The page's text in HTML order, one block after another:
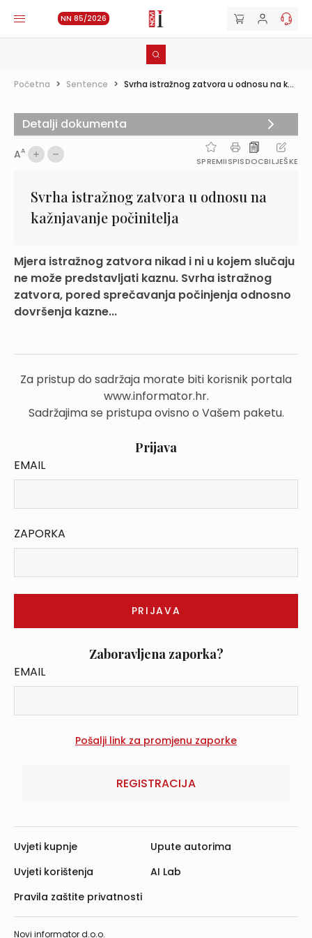
NN 85/2026
Početna > Sentence > Svrha istražnog zatvora u odnosu na k...
AA
SPREMIISPISDOCBILJEŠKE
Svrha istražnog zatvora u odnosu na
kažnjavanje počinitelja
Mjera istražnog zatvora nikad i ni u kojem slučaju
ne može predstavljati kaznu. Svrha istražnog
zatvora, pored sprečavanja počinjenja odnosno
dovršenja kazne...
Za pristup do sadržaja morate biti korisnik portala
www.informator.hr.
Sadržajima se pristupa ovisno o Vašem paketu.
Prijava
EMAIL
ZAPORKA
Zaboravljena zaporka?
EMAIL
REGISTRACIJA
Detalji dokumenta
Novi informator d.o.o.
Uvjeti kupnje
Uvjeti korištenja
Pravila zaštite privatnosti
Upute autorima
AI Lab